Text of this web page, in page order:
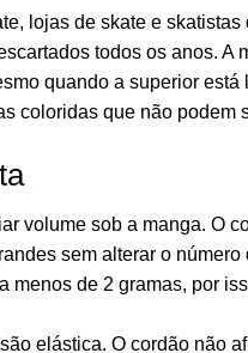
lojas de skate e skatistas
todos os anos. A
quando a superior está
coloridas que não podem
volume sob a manga. O
sem alterar o número
menos de 2 gramas, por
elástica. O cordão não